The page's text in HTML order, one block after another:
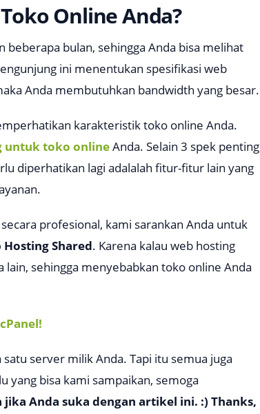
Online Anda?
bulan, sehingga Anda bisa melihat
ini menentukan spesifikasi web
Anda membutuhkan bandwidth yang besar.
karakteristik toko online Anda.
untuk toko onlineAnda. Selain 3 spek penting
diperhatikan lagi adalalah fitur-fitur lain yang
profesional, kami sarankan Anda untuk
Hosting Shared. Karena kalau web hosting
sehingga menyebabkan toko online Anda
server milik Anda. Tapi itu semua juga
yang bisa kami sampaikan, semoga
Anda suka dengan artikel ini. :) Thanks,